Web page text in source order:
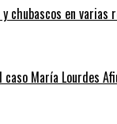
chubascos en varias
María Lourdes